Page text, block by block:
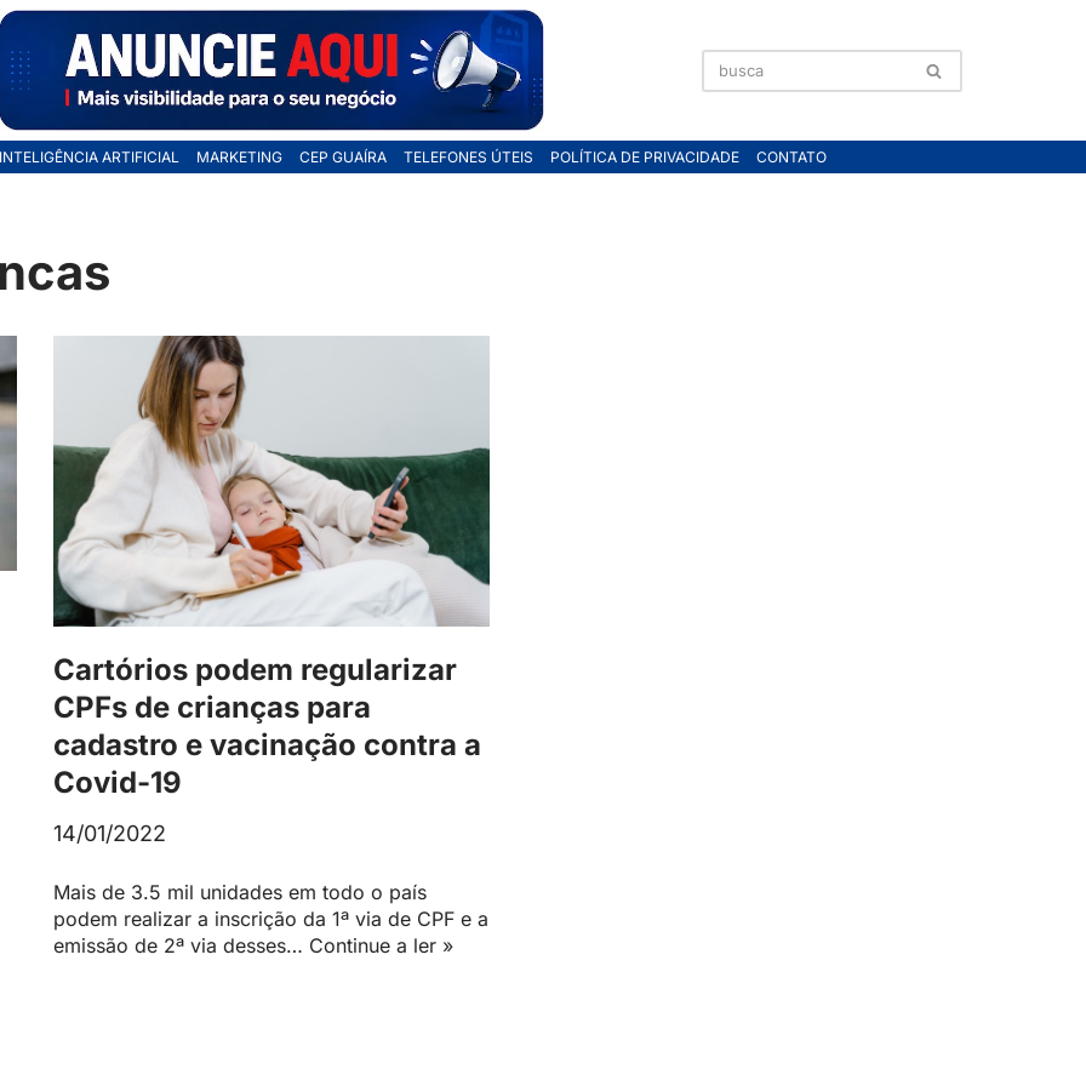
INTELIGÊNCIA ARTIFICIAL MARKETING CEP GUAÍRA TELEFONES ÚTEIS POLÍTICA DE PRIVACIDADE CONTATO
Cartórios podem regularizar
CPFs de crianças para
cadastro e vacinação contra a
Covid-19
14/01/2022
Mais de 3.5 mil unidades em todo o país
podem realizar a inscrição da 1ª via de CPF e a
emissão de 2ª via desses… Continue a ler »